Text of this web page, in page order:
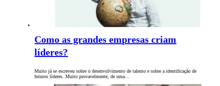
Como as grandes empresas criam
líderes?
Muito já se escreveu sobre o desenvolvimento de talento e sobre a identificação de
futuros líderes. Muito provavelmente, de uma…